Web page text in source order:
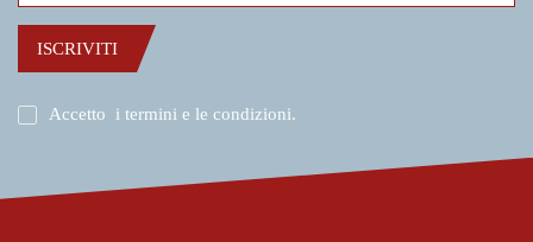
ISCRIVITI
Accetto i termini e le condizioni.